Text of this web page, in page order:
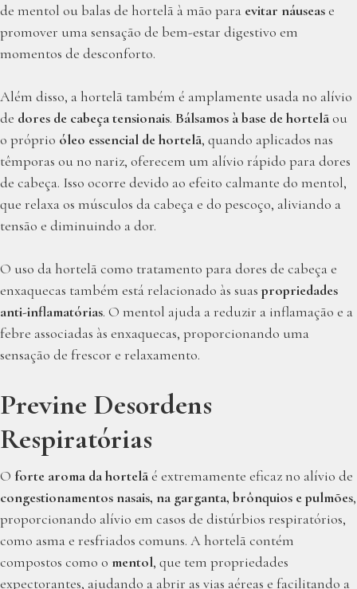
de mentol ou balas de hortelã à mão para evitar náusease
promover uma sensação de bem-estar digestivo em
momentos de desconforto.
Além disso, a hortelã também é amplamente usada no alívio
de dores de cabeça tensionais. Bálsamos à base de hortelãou
o próprio óleo essencial de hortelã, quando aplicados nas
têmporas ou no nariz, oferecem um alívio rápido para dores
de cabeça. Isso ocorre devido ao efeito calmante do mentol,
que relaxa os músculos da cabeça e do pescoço, aliviando a
tensão e diminuindo a dor.
O uso da hortelã como tratamento para dores de cabeça e
enxaquecas também está relacionado às suaspropriedades
anti-inflamatórias. O mentol ajuda a reduzir a inflamação e a
febre associadas às enxaquecas, proporcionando uma
sensação de frescor e relaxamento.
Previne Desordens
Respiratórias
O forte aroma da hortelãé extremamente eficaz no alívio de
congestionamentos nasais, na garganta, brônquios e pulmões,
proporcionando alívio em casos de distúrbios respiratórios,
como asma e resfriados comuns. A hortelã contém
compostos como o mentol, que tem propriedades
expectorantes, ajudando a abrir as vias aéreas e facilitando a